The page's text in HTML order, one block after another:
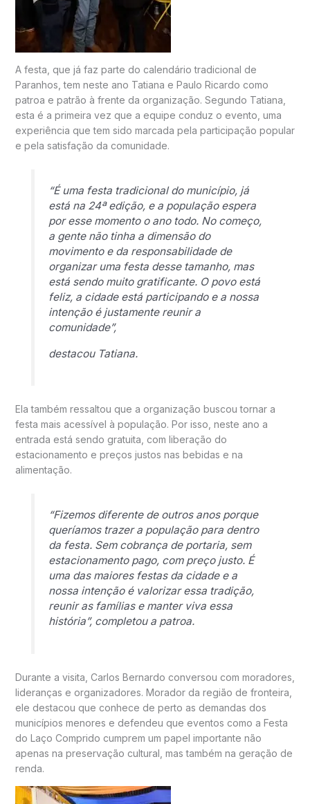
A festa, que já faz parte do calendário tradicional de
Paranhos, tem neste ano Tatiana e Paulo Ricardo como
patroa e patrão à frente da organização. Segundo Tatiana,
esta é a primeira vez que a equipe conduz o evento, uma
experiência que tem sido marcada pela participação popular
e pela satisfação da comunidade.
“É uma festa tradicional do município, já
está na 24ª edição, e a população espera
por esse momento o ano todo. No começo,
a gente não tinha a dimensão do
movimento e da responsabilidade de
organizar uma festa desse tamanho, mas
está sendo muito gratificante. O povo está
feliz, a cidade está participando e a nossa
intenção é justamente reunir a
comunidade”,
destacou Tatiana.
Ela também ressaltou que a organização buscou tornar a
festa mais acessível à população. Por isso, neste ano a
entrada está sendo gratuita, com liberação do
estacionamento e preços justos nas bebidas e na
alimentação.
“Fizemos diferente de outros anos porque
queríamos trazer a população para dentro
da festa. Sem cobrança de portaria, sem
estacionamento pago, com preço justo. É
uma das maiores festas da cidade e a
nossa intenção é valorizar essa tradição,
reunir as famílias e manter viva essa
história”, completou a patroa.
Durante a visita, Carlos Bernardo conversou com moradores,
lideranças e organizadores. Morador da região de fronteira,
ele destacou que conhece de perto as demandas dos
municípios menores e defendeu que eventos como a Festa
do Laço Comprido cumprem um papel importante não
apenas na preservação cultural, mas também na geração de
renda.